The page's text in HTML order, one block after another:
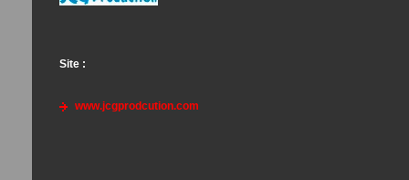
Site :
www.jcgprodcution.com